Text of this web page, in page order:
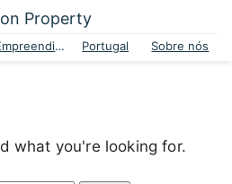
Property
Empreendimentos Portugal Sobre nós
what you're looking for.